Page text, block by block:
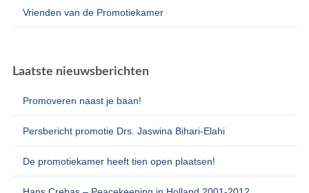
Vrienden van de Promotiekamer
Laatste nieuwsberichten
Promoveren naast je baan!
Persbericht promotie Drs. Jaswina Bihari-Elahi
De promotiekamer heeft tien open plaatsen!